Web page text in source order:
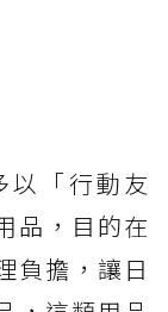
以「行動友
品，目的在
負擔，讓日